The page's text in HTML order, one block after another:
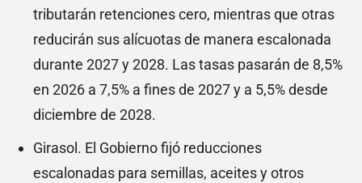
tributarán retenciones cero, mientras que otras
reducirán sus alícuotas de manera escalonada
durante 2027 y 2028. Las tasas pasarán de 8,5%
en 2026 a 7,5% a fines de 2027 y a 5,5% desde
diciembre de 2028.
Girasol. El Gobierno fijó reducciones
escalonadas para semillas, aceites y otros